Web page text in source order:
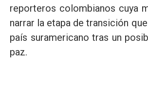
reporteros colombianos cuya
narrar la etapa de transición
país suramericano tras un
paz.